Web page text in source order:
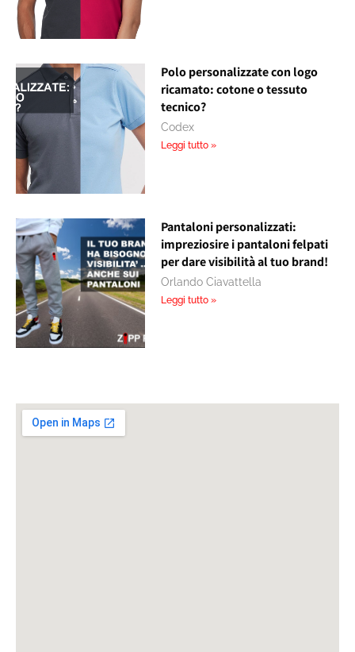
Polo personalizzate con logo
ricamato: cotone o tessuto
tecnico?
Codex
Leggi tutto »
Pantaloni personalizzati:
impreziosire i pantaloni felpati
per dare visibilità al tuo brand!
Orlando Ciavattella
Leggi tutto »